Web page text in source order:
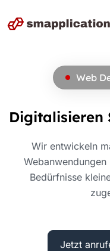
Prozess
FAQs
Web
Digitalisieren
Wir entwickeln
Bedürfnisse
Jetzt